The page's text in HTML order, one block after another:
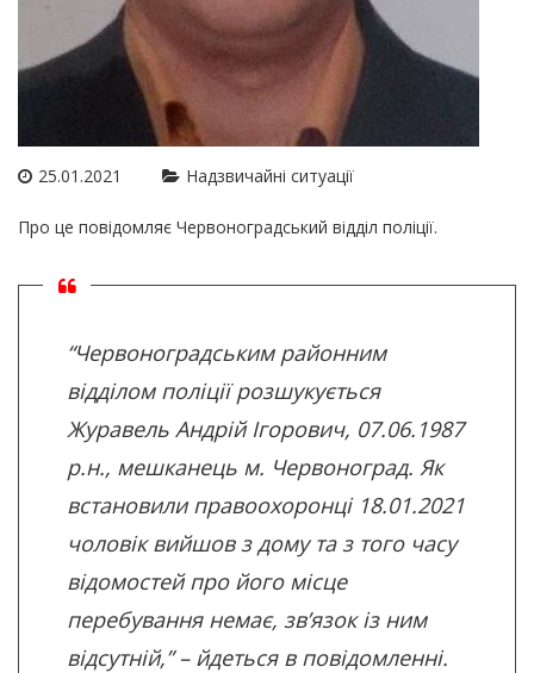
25.01.2021 Надзвичайні ситуації
Про це повідомляє Червоноградський відділ поліції.
“Червоноградським районним
відділом поліції розшукується
Журавель Андрій Ігорович, 07.06.1987
р.н., мешканець м. Червоноград. Як
встановили правоохоронці 18.01.2021
чоловік вийшов з дому та з того часу
відомостей про його місце
перебування немає, зв’язок із ним
відсутній,” – йдеться в повідомленні.